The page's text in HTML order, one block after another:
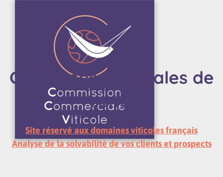
Conditions Générales de
Vente
Site réservé aux domaines viticoles français
Analyse de la solvabilité de vos clients et prospects